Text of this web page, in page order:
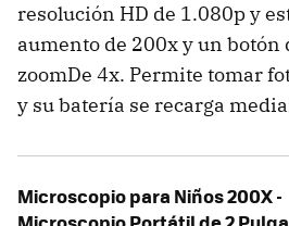
resolución HD de 1.080p y
aumento de 200x y un botón
zoomDe 4x. Permite tomar
y su batería se recarga
Microscopio para Niños 200X -